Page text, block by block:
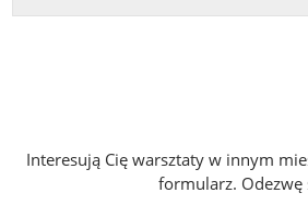
Interesują Cię warsztaty w innym
formularz. Odezwę